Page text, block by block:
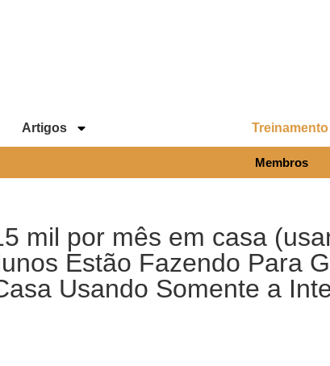
Artigos Treinamento
Membros
mil por mês em casa
Estão Fazendo Para
Usando Somente a